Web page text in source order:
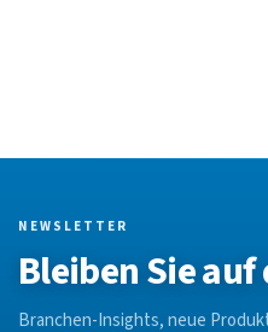
NEWSLETTER
Bleiben Sie
Branchen-Insights, neue